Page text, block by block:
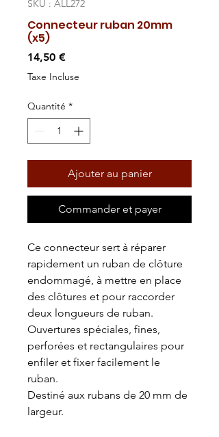
SKU : ALL272
Connecteur ruban 20mm
(x5)
14,50 €Prix
Taxe Incluse
Quantité *
Ajouter au panier
Commander et payer
Ce connecteur sert à réparer
rapidement un ruban de clôture
endommagé, à mettre en place
des clôtures et pour raccorder
deux longueurs de ruban.
Ouvertures spéciales, fines,
perforées et rectangulaires pour
enfiler et fixer facilement le
ruban.
Destiné aux rubans de 20 mm de
largeur.